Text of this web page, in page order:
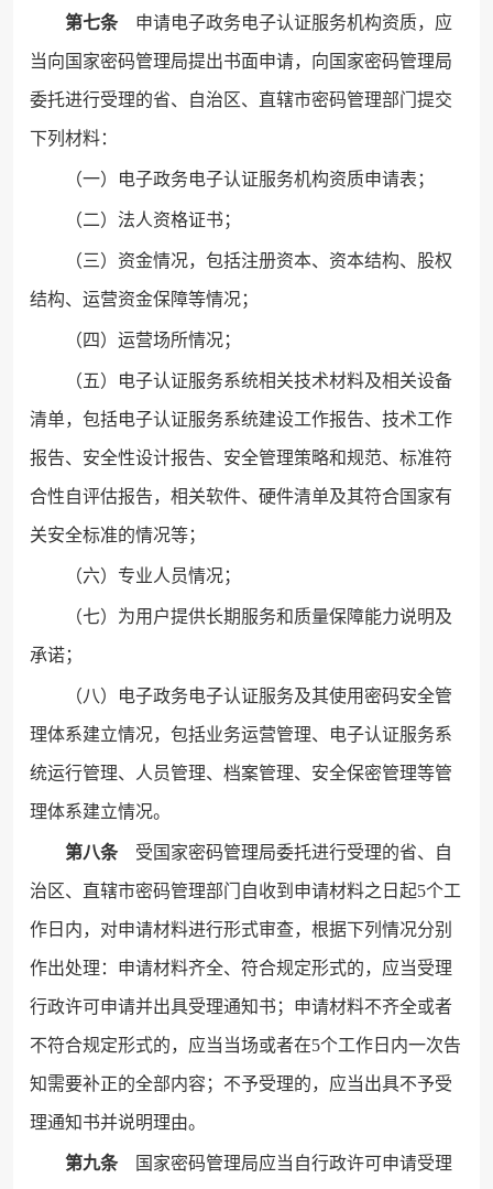
第七条申请电子政务电子认证服务机构资质，应
当向国家密码管理局提出书面申请，向国家密码管理局
委托进行受理的省、自治区、直辖市密码管理部门提交
下列材料：
（一）电子政务电子认证服务机构资质申请表；
（二）法人资格证书；
（三）资金情况，包括注册资本、资本结构、股权
结构、运营资金保障等情况；
（四）运营场所情况；
（五）电子认证服务系统相关技术材料及相关设备
清单，包括电子认证服务系统建设工作报告、技术工作
报告、安全性设计报告、安全管理策略和规范、标准符
合性自评估报告，相关软件、硬件清单及其符合国家有
关安全标准的情况等；
（六）专业人员情况；
（七）为用户提供长期服务和质量保障能力说明及
承诺；
（八）电子政务电子认证服务及其使用密码安全管
理体系建立情况，包括业务运营管理、电子认证服务系
统运行管理、人员管理、档案管理、安全保密管理等管
理体系建立情况。
第八条受国家密码管理局委托进行受理的省、自
治区、直辖市密码管理部门自收到申请材料之日起5个工
作日内，对申请材料进行形式审查，根据下列情况分别
作出处理：申请材料齐全、符合规定形式的，应当受理
行政许可申请并出具受理通知书；申请材料不齐全或者
不符合规定形式的，应当当场或者在5个工作日内一次告
知需要补正的全部内容；不予受理的，应当出具不予受
理通知书并说明理由。
第九条国家密码管理局应当自行政许可申请受理